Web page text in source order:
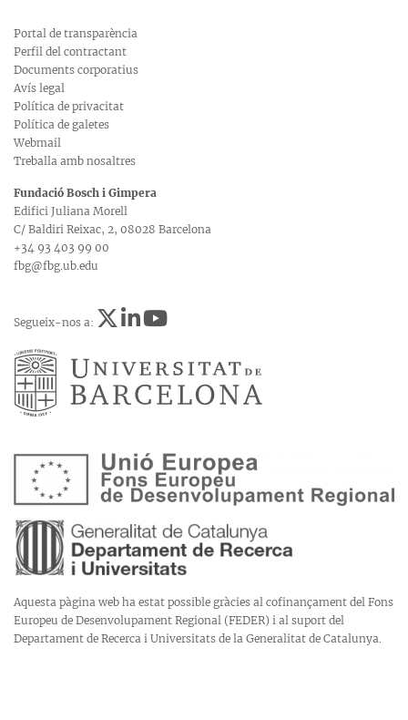
Portal de transparència
Perfil del contractant
Documents corporatius
Avís legal
Política de privacitat
Política de galetes
Webmail
Treballa amb nosaltres
Fundació Bosch i Gimpera
Edifici Juliana Morell
C/ Baldiri Reixac, 2, 08028 Barcelona
+34 93 403 99 00
fbg@fbg.ub.edu
Segueix-nos a:
Aquesta pàgina web ha estat possible gràcies al cofinançament del Fons
Europeu de Desenvolupament Regional (FEDER) i al suport del
Departament de Recerca i Universitats de la Generalitat de Catalunya.